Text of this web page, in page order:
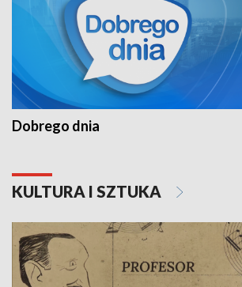
Dobrego dnia
KULTURA I SZTUKA